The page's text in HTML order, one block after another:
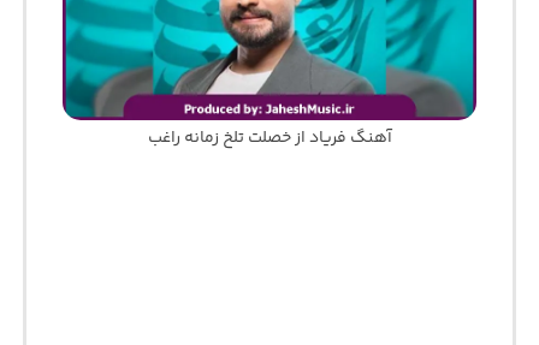
آهنگ فریاد از خصلت تلخ زمانه راغب